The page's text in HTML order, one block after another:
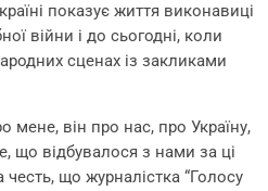
показує життя виконавиці
війни і до сьогодні, коли
сценах із закликами
мене, він про нас, про Україну,
що відбувалося з нами за ці
що журналістка “Голосу